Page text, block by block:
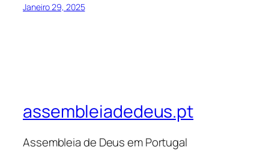
Janeiro 29, 2025
assembleiadedeus.pt
Assembleia de Deus em Portugal